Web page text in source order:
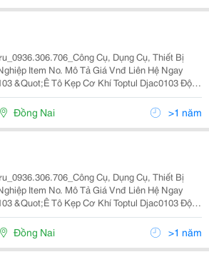
Cụ, Dụng Cụ, Thiết Bị
Giá Vnđ Liên Hệ Ngay
Djac0103 Độ
Có Thể Găn Cố Định Hoặc Di
Được Thân E Tô Có Thể Quay 360 O Quanh Trụ
Đồng Nai >1 năm
Cụ, Dụng Cụ, Thiết Bị
Giá Vnđ Liên Hệ Ngay
Djac0103 Độ
Có Thể Găn Cố Định Hoặc Di
Được Thân E Tô Có Thể Quay 360 O Quanh Trụ
Đồng Nai >1 năm